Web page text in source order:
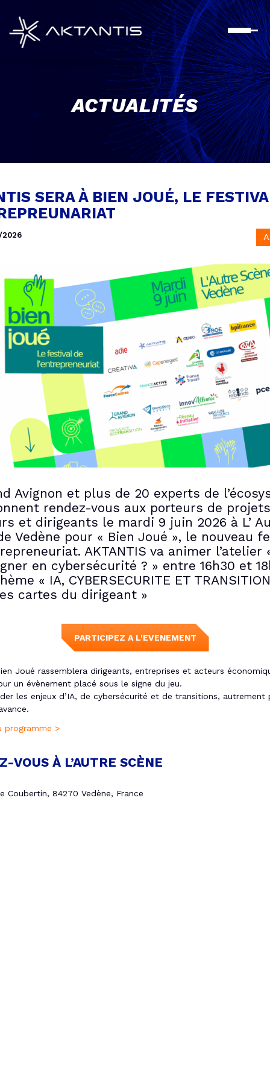
contenu
principal
ACTUALITÉS
SERA À BIEN JOUÉ, LE
2026
Avignon et plus de 20 experts de
rendez-vous aux porteurs de
et dirigeants le mardi 9 juin 2026 à L’
Vedène pour « Bien Joué », le nouveau
AKTANTIS va animer l’atelier
en cybersécurité ? » entre 16h30 et
« IA, CYBERSECURITE ET
cartes du dirigeant »
PARTICIPEZ A L'EVENEMENT
Joué rassemblera dirigeants, entreprises et acteurs
un évènement placé sous le signe du jeu.
les enjeux d’IA, de cybersécurité et de transitions, autrement
programme >
VOUS À L’AUTRE SCÈNE
Coubertin, 84270 Vedène, France